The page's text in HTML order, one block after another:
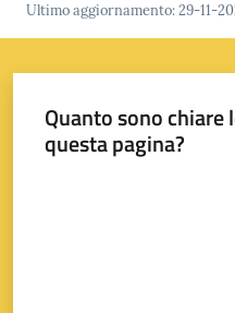
Ultimo aggiornamento:29-11-
Quanto sono
questa pagina?